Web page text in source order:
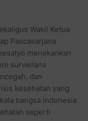
Wakil Ketua
Pascasarjana
menekankan
surveilans
dan
kesehatan yang
bangsa Indonesia
seperti